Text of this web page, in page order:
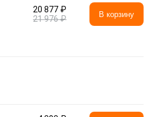
20 877 ₽
21 976 ₽
В корзину